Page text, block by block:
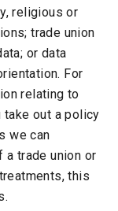
religious or
trade union
or data
For
relating to
take out a policy
we can
a trade union or
this